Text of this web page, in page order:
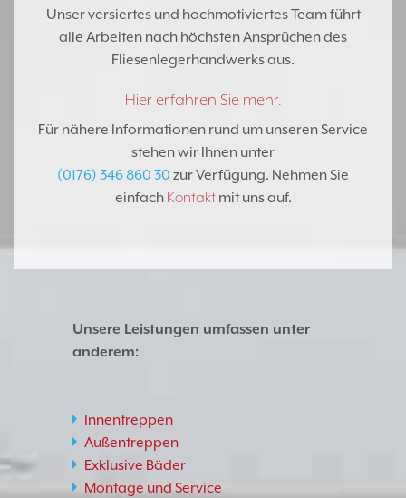
Unser versiertes und hochmotiviertes Team führt
alle Arbeiten nach höchsten Ansprüchen des
Fliesenlegerhandwerksaus.
Hier erfahren Sie mehr.
Für nähere Informationen rund um unseren Service
stehen wir Ihnen unter
(0176) 346 860 30 zur Verfügung. Nehmen Sie
einfach Kontaktmit uns auf.
Unsere Leistungen umfassen unter
anderem:
Innentreppen
Außentreppen
Exklusive Bäder
Montage und Service